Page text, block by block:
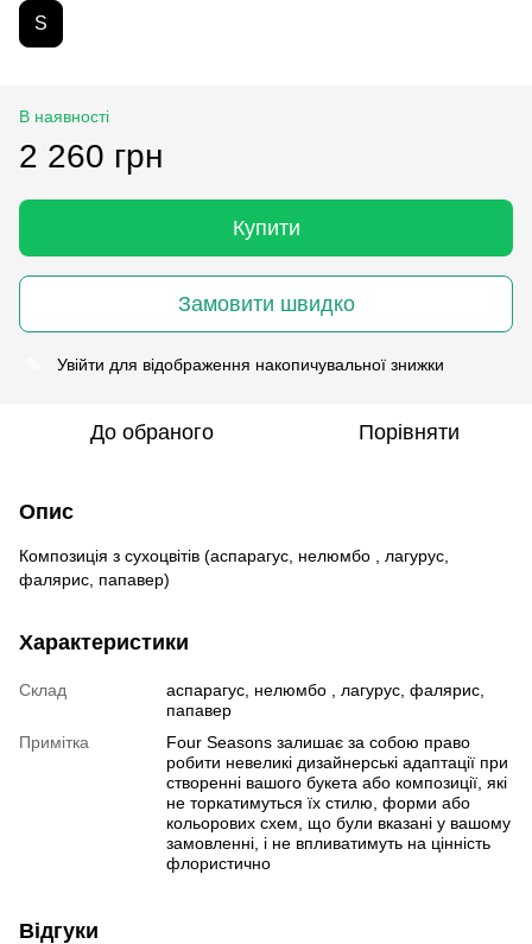
S
В наявності
2 260 грн
Купити
Замовити швидко
Увійти для відображення накопичувальної знижки
До обраного Порівняти
Опис
Композиція з сухоцвітів (аспарагус, нелюмбо , лагурус,
фалярис, папавер)
Характеристики
Склад
аспарагус, нелюмбо , лагурус, фалярис,
папавер
Примітка
Four Seasons залишає за собою право
робити невеликі дизайнерські адаптації при
створенні вашого букета або композиції, які
не торкатимуться їх стилю, форми або
кольорових схем, що були вказані у вашому
замовленні, і не впливатимуть на цінність
флористично
Відгуки